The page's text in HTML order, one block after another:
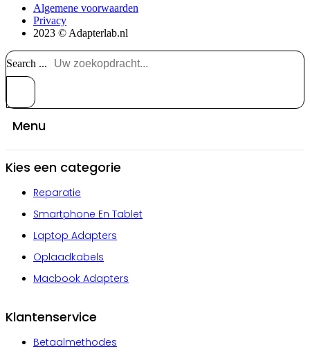
Algemene voorwaarden
Privacy
2023 © Adapterlab.nl
Search ...
Menu
Kies een categorie
Reparatie
Smartphone En Tablet
Laptop Adapters
Oplaadkabels
Macbook Adapters
Klantenservice
Betaalmethodes